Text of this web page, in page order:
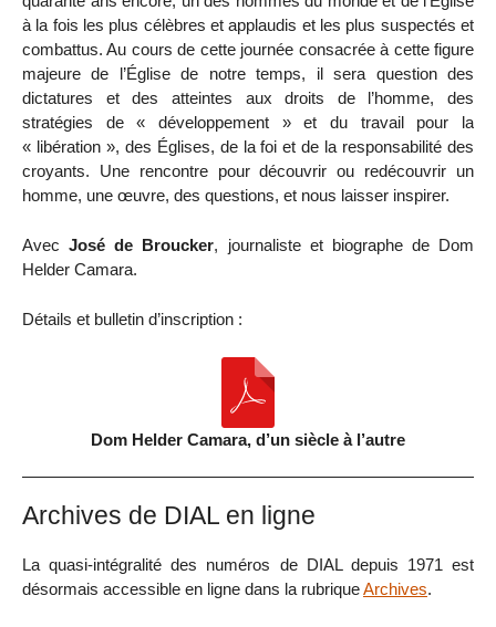
à la fois les plus célèbres et applaudis et les plus suspectés et
combattus. Au cours de cette journée consacrée à cette figure
majeure de l’Église de notre temps, il sera question des
dictatures et des atteintes aux droits de l’homme, des
stratégies de « développement » et du travail pour la
« libération », des Églises, de la foi et de la responsabilité des
croyants. Une rencontre pour découvrir ou redécouvrir un
homme, une œuvre, des questions, et nous laisser inspirer.
AvecJosé de Broucker, journaliste et biographe de Dom
Helder Camara.
Détails et bulletin d’inscription :
Dom Helder Camara, d’un siècle à l’autre
Archives de DIAL en ligne
La quasi-intégralité des numéros de DIAL depuis 1971 est
désormais accessible en ligne dans la rubriqueArchives.